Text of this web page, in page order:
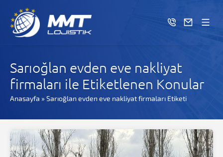
Sarıoğlan evden eve nakliyat
firmaları ile Etiketlenen Konular
Anasayfa » Sarıoğlan evden eve nakliyat firmaları Etiketi